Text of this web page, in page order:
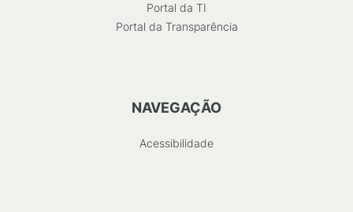
Portal da TI
Portal da Transparência
NAVEGAÇÃO
Acessibilidade